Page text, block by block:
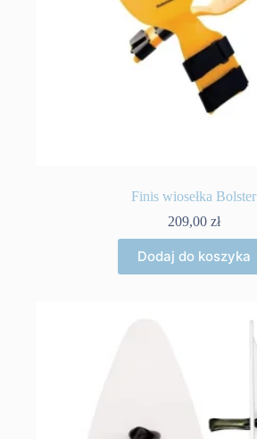
Finis wiosełka Bolster
209,00 zł
Dodaj do koszyka